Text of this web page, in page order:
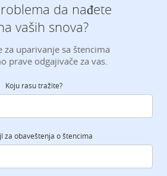
da nađete
vaših snova?
za uparivanje sa štencima
prave odgajivače za vas.
Koju rasu tražite?
za obaveštenja o štencima